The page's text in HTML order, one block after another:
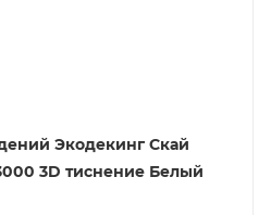
Экодекинг Скай
50х50х3000 3D тиснение Белый